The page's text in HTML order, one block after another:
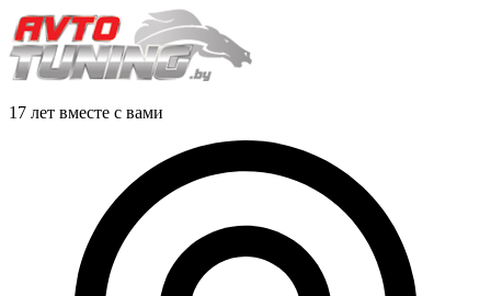
17 лет вместе с вами